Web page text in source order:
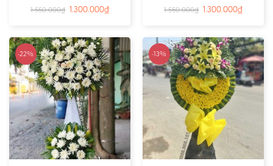
1.550.000₫ 1.300.000₫ 1.550.000₫ 1.300.000₫
-22% -13%